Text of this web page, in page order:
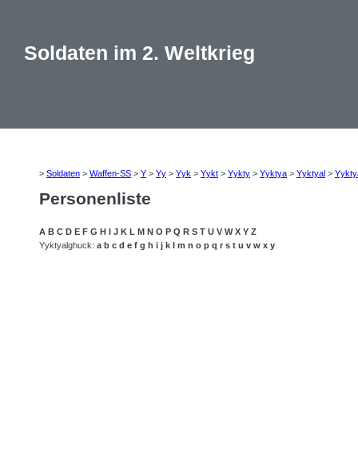
Soldaten im 2. Weltkrieg
> Soldaten > Waffen-SS > Y > Yy > Yyk > Yykt > Yykty > Yyktya > Yyktyal >
Personenliste
A B C D E F G H I J K L M N O P Q R S T U V W X Y Z
Yyktyalghuck: a b c d e f g h i j k l m n o p q r s t u v w x y